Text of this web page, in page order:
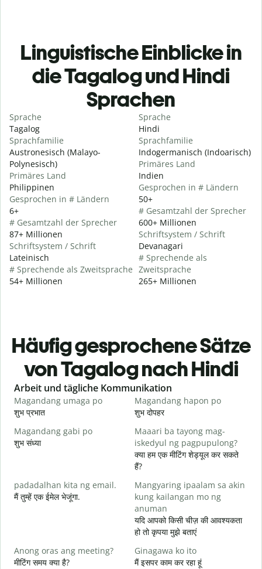
Linguistische Einblicke in
die Tagalog und Hindi
Sprachen
Sprache
Tagalog
Sprachfamilie
Austronesisch (Malayo-
Polynesisch)
Primäres Land
Philippinen
Gesprochen in # Ländern
6+
# Gesamtzahl der Sprecher
87+ Millionen
Schriftsystem / Schrift
Lateinisch
# Sprechende als Zweitsprache
54+ Millionen
Sprache
Hindi
Sprachfamilie
Indogermanisch (Indoarisch)
Primäres Land
Indien
Gesprochen in # Ländern
50+
# Gesamtzahl der Sprecher
600+ Millionen
Schriftsystem / Schrift
Devanagari
# Sprechende als
Zweitsprache
265+ Millionen
Häufig gesprochene Sätze
von Tagalog nach Hindi
Slide 1 of 6
Arbeit und tägliche Kommunikation
Magandang umaga po
शुभ प्रभात
Magandang hapon po
शुभ दोपहर
Magandang gabi po
शुभ संध्या
Maaari ba tayong mag-
iskedyul ng pagpupulong?
क्या हम एक मीटिंग शेड्यूल कर सकते
हैं?
padadalhan kita ng email.
मैं तुम्हें एक ईमेल भेजूंगा.
Mangyaring ipaalam sa akin
kung kailangan mo ng
anuman
यदि आपको किसी चीज़ की आवश्यकता
हो तो कृपया मुझे बताएं
Anong oras ang meeting?
मीटिंग समय क्या है?
Ginagawa ko ito
मैं इसपर काम कर रहा हूं